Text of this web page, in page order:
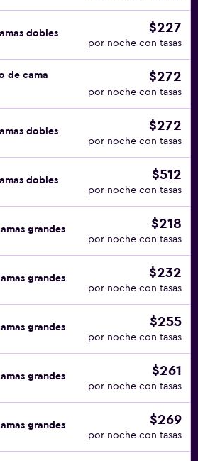
dobles $227
por noche con tasas
de cama
$272
por noche con tasas
dobles $272
por noche con tasas
dobles $512
por noche con tasas
grandes $218
por noche con tasas
grandes $232
por noche con tasas
grandes $255
por noche con tasas
grandes $261
por noche con tasas
grandes $269
por noche con tasas